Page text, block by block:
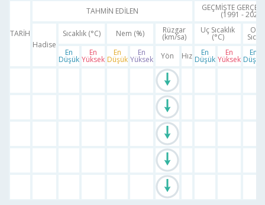
TARİH
TAHMİN EDİLEN GEÇMİŞTE
(1991 - 2020)
Hadise
Sıcaklık (°C) Nem (%) Rüzgar
(km/sa)
Uç Sıcaklık
(°C)
En
Düşük
En
Yüksek
En
Düşük
En
Yüksek Yön Hız En
Düşük
En
Yüksek
En
Düşük